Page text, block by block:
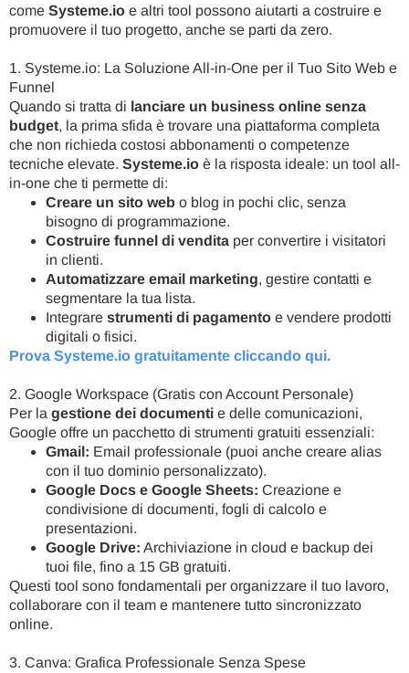
come Systeme.io e altri tool possono aiutarti a costruire e
promuovere il tuo progetto, anche se parti da zero.
1. Systeme.io: La Soluzione All-in-One per il Tuo Sito Web e
Funnel
Quando si tratta di lanciare un business online senza
budget, la prima sfida è trovare una piattaforma completa
che non richieda costosi abbonamenti o competenze
tecniche elevate. Systeme.io è la risposta ideale: un tool all-
in-one che ti permette di:
Creare un sito web o blog in pochi clic, senza
bisogno di programmazione.
Costruire funnel di vendita per convertire i visitatori
in clienti.
Automatizzare email marketing, gestire contatti e
segmentare la tua lista.
Integrare strumenti di pagamento e vendere prodotti
digitali o fisici.
Prova Systeme.io gratuitamente cliccando qui.
2. Google Workspace (Gratis con Account Personale)
Per la gestione dei documenti e delle comunicazioni,
Google offre un pacchetto di strumenti gratuiti essenziali:
Gmail: Email professionale (puoi anche creare alias
con il tuo dominio personalizzato).
Google Docs e Google Sheets: Creazione e
condivisione di documenti, fogli di calcolo e
presentazioni.
Google Drive: Archiviazione in cloud e backup dei
tuoi file, fino a 15 GB gratuiti.
Questi tool sono fondamentali per organizzare il tuo lavoro,
collaborare con il team e mantenere tutto sincronizzato
online.
3. Canva: Grafica Professionale Senza Spese